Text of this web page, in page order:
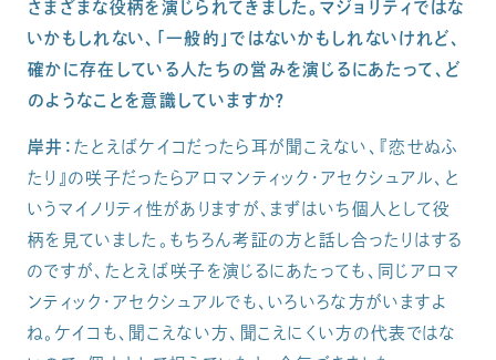
さまざまな役柄を演じられてきました。マジョリティではな
いかもしれない、「一般的」ではないかもしれないけれど、
確かに存在している人たちの営みを演じるにあたって、ど
のようなことを意識していますか？
岸井：たとえばケイコだったら耳が聞こえない、『恋せぬふ
たり』の咲子だったらアロマンティック・アセクシュアル、と
いうマイノリティ性がありますが、まずはいち個人として役
柄を見ていました。もちろん考証の方と話し合ったりはする
のですが、たとえば咲子を演じるにあたっても、同じアロマ
ンティック・アセクシュアルでも、いろいろな方がいますよ
ね。ケイコも、聞こえない方、聞こえにくい方の代表ではな